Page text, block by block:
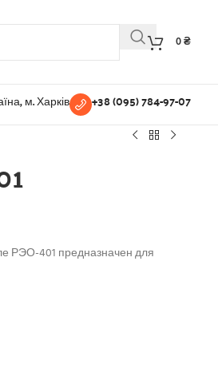
0₴
м. Харків +38 (095) 784-97-07
РЭО-401 предназначен для